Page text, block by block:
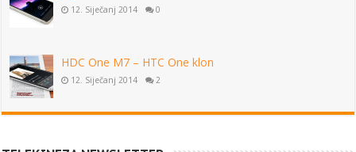
12. Siječanj 2014 0
HDC One M7 – HTC One klon
12. Siječanj 2014 2